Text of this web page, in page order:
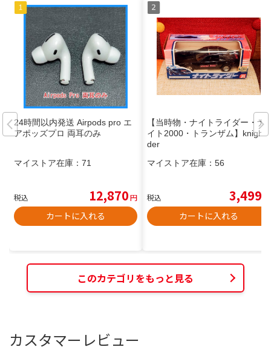
24時間以内発送 Airpods pro エ
アポッズプロ 両耳のみ
マイストア在庫： 71
税込 12,870円
カートに入れる
【当時物・ナイトライダー・ナ
イト2000・トランザム】knightri
der
マイストア在庫： 56
税込 3,499
カートに入れる
このカテゴリをもっと見る
カスタマーレビュー